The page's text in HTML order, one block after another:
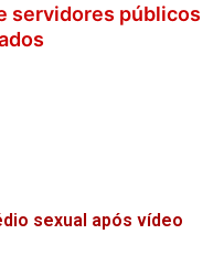
servidores públicos
sexual após vídeo